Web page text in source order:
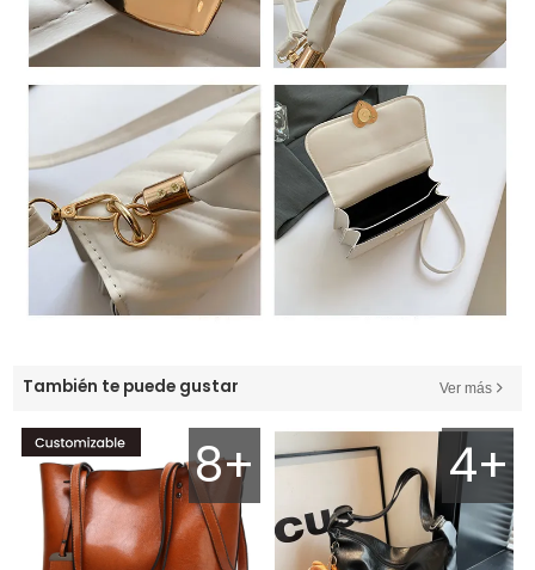
También te puede gustar Ver más
8+ 4+